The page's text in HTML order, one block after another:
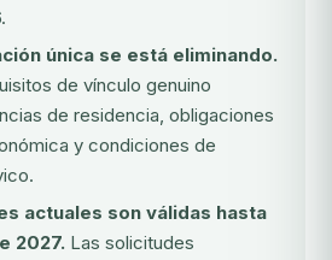
única se está eliminando.
de vínculo genuino
de residencia, obligaciones
y condiciones de
actuales son válidas hasta
2027. Las solicitudes